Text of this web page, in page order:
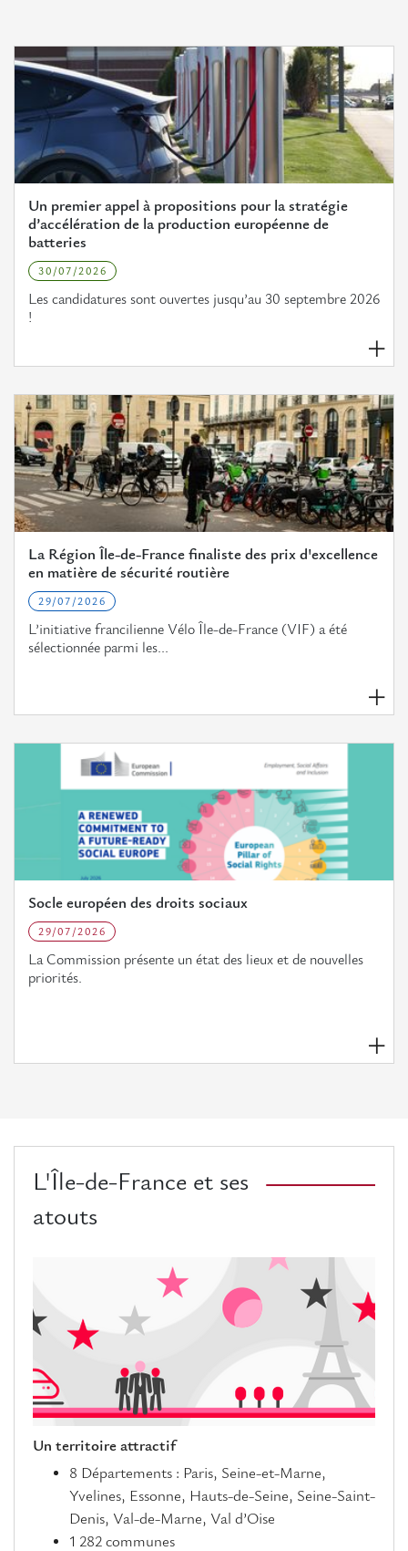
Un premier appel à propositions pour la stratégie
d’accélération de la production européenne de
batteries
30/07/2026
Les candidatures sont ouvertes jusqu’au 30 septembre 2026
!
La Région Île-de-France finaliste des prix d'excellence
en matière de sécurité routière
29/07/2026
L’initiative francilienne Vélo Île-de-France (VIF) a été
sélectionnée parmi les...
Socle européen des droits sociaux
29/07/2026
La Commission présente un état des lieux et de nouvelles
priorités.
L'Île-de-France et ses
atouts
Un territoire attractif
8 Départements : Paris, Seine-et-Marne,
Yvelines, Essonne, Hauts-de-Seine, Seine-Saint-
Denis, Val-de-Marne, Val d’Oise
1 282 communes